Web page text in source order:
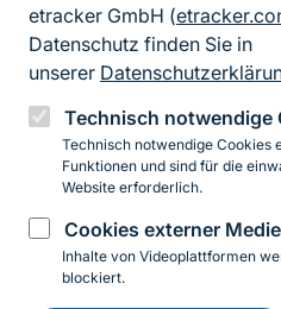
etracker GmbH (
Datenschutz finden Sie in
unserer
Technisch notwendige
Technisch notwendige Cookies
Funktionen und sind für die
Website erforderlich.
Cookies externer
Inhalte von Videoplattformen
blockiert.
Erklärung zur
InstagramFacebook